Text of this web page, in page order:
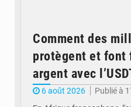
Comment des
protègent et
argent avec
6 août 2026
Publié à